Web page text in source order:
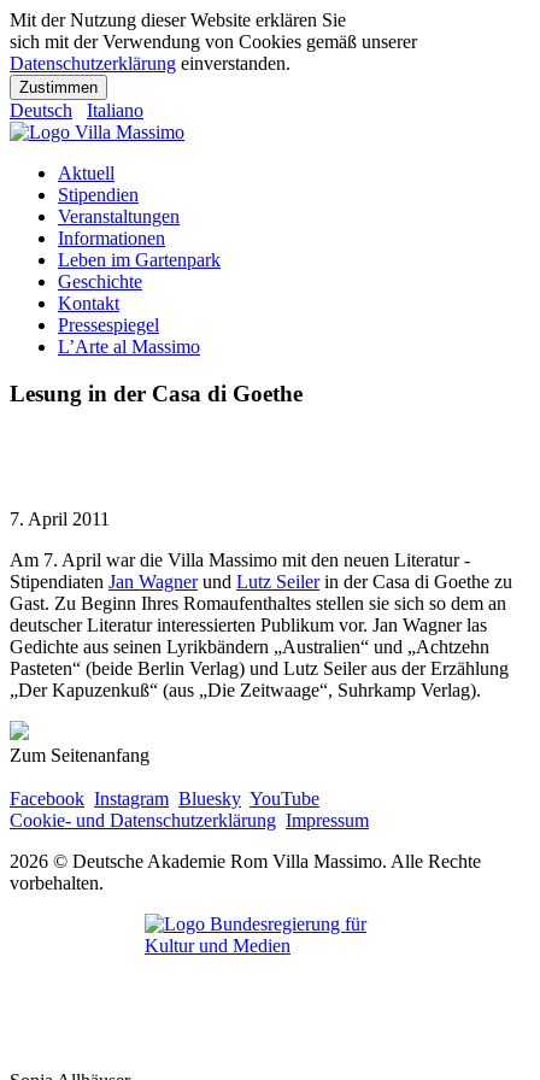
Mit der Nutzung dieser Website erklären Sie
sich mit der Verwendung von Cookies gemäß unserer
Datenschutzerklärung einverstanden.
Zustimmen
Deutsch Italiano
Aktuell
Stipendien
Veranstaltungen
Informationen
Leben im Gartenpark
Geschichte
Kontakt
Pressespiegel
L’Arte al Massimo
Lesung in der Casa di Goethe
7. April 2011
Am 7. April war die Villa Massimo mit den neuen Literatur -
Stipendiaten Jan Wagnerund Lutz Seilerin der Casa di Goethe zu
Gast. Zu Beginn Ihres Romaufenthaltes stellen sie sich so dem an
deutscher Literatur interessierten Publikum vor. Jan Wagner las
Gedichte aus seinen Lyrikbändern „Australien“ und „Achtzehn
Pasteten“ (beide Berlin Verlag) und Lutz Seiler aus der Erzählung
„Der Kapuzenkuß“ (aus „Die Zeitwaage“, Suhrkamp Verlag).
Zum Seitenanfang
Facebook Instagram Bluesky YouTube
Cookie- und Datenschutzerklärung Impressum
2026 © Deutsche Akademie Rom Villa Massimo. Alle Rechte
vorbehalten.